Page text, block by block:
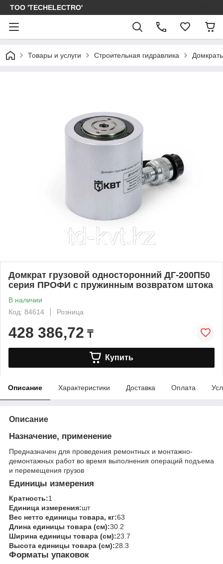
ТОО 'TECHELECTRO'
Товары и услуги Строительная гидравлика
Домкрат грузовой односторонний ДГ-200П50
серия ПРОФИ с пружинным возвратом штока
В наличии
Код: 84614
Розница
428 386,72 ₸
Купить
Описание Характеристики Доставка Оплата
Описание
Назначение, применение
Предназначен для проведения ремонтных и монтажно-
демонтажных работ во время выполнения операций подъема
и перемещения грузов
Единицы измерения
Кратность:1
Единица измерения:шт
Вес нетто единицы товара, кг:63
Длина единицы товара (см):30.2
Ширина единицы товара (см):23.7
Высота единицы товара (см):28.3
Форматы упаковок